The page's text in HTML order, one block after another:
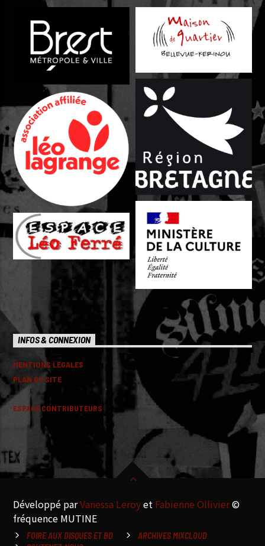
INFOS & CONNEXION
MENTIONS LEGALES
PLAN DU SITE
ESPACE CONTRIBUTEURS
Développé parVanessa Leroyet Fabienne Ollivier©
fréquence MUTINE
FOIRE AUX DISQUES ET BD
ARCHIVES MIXCLOUD